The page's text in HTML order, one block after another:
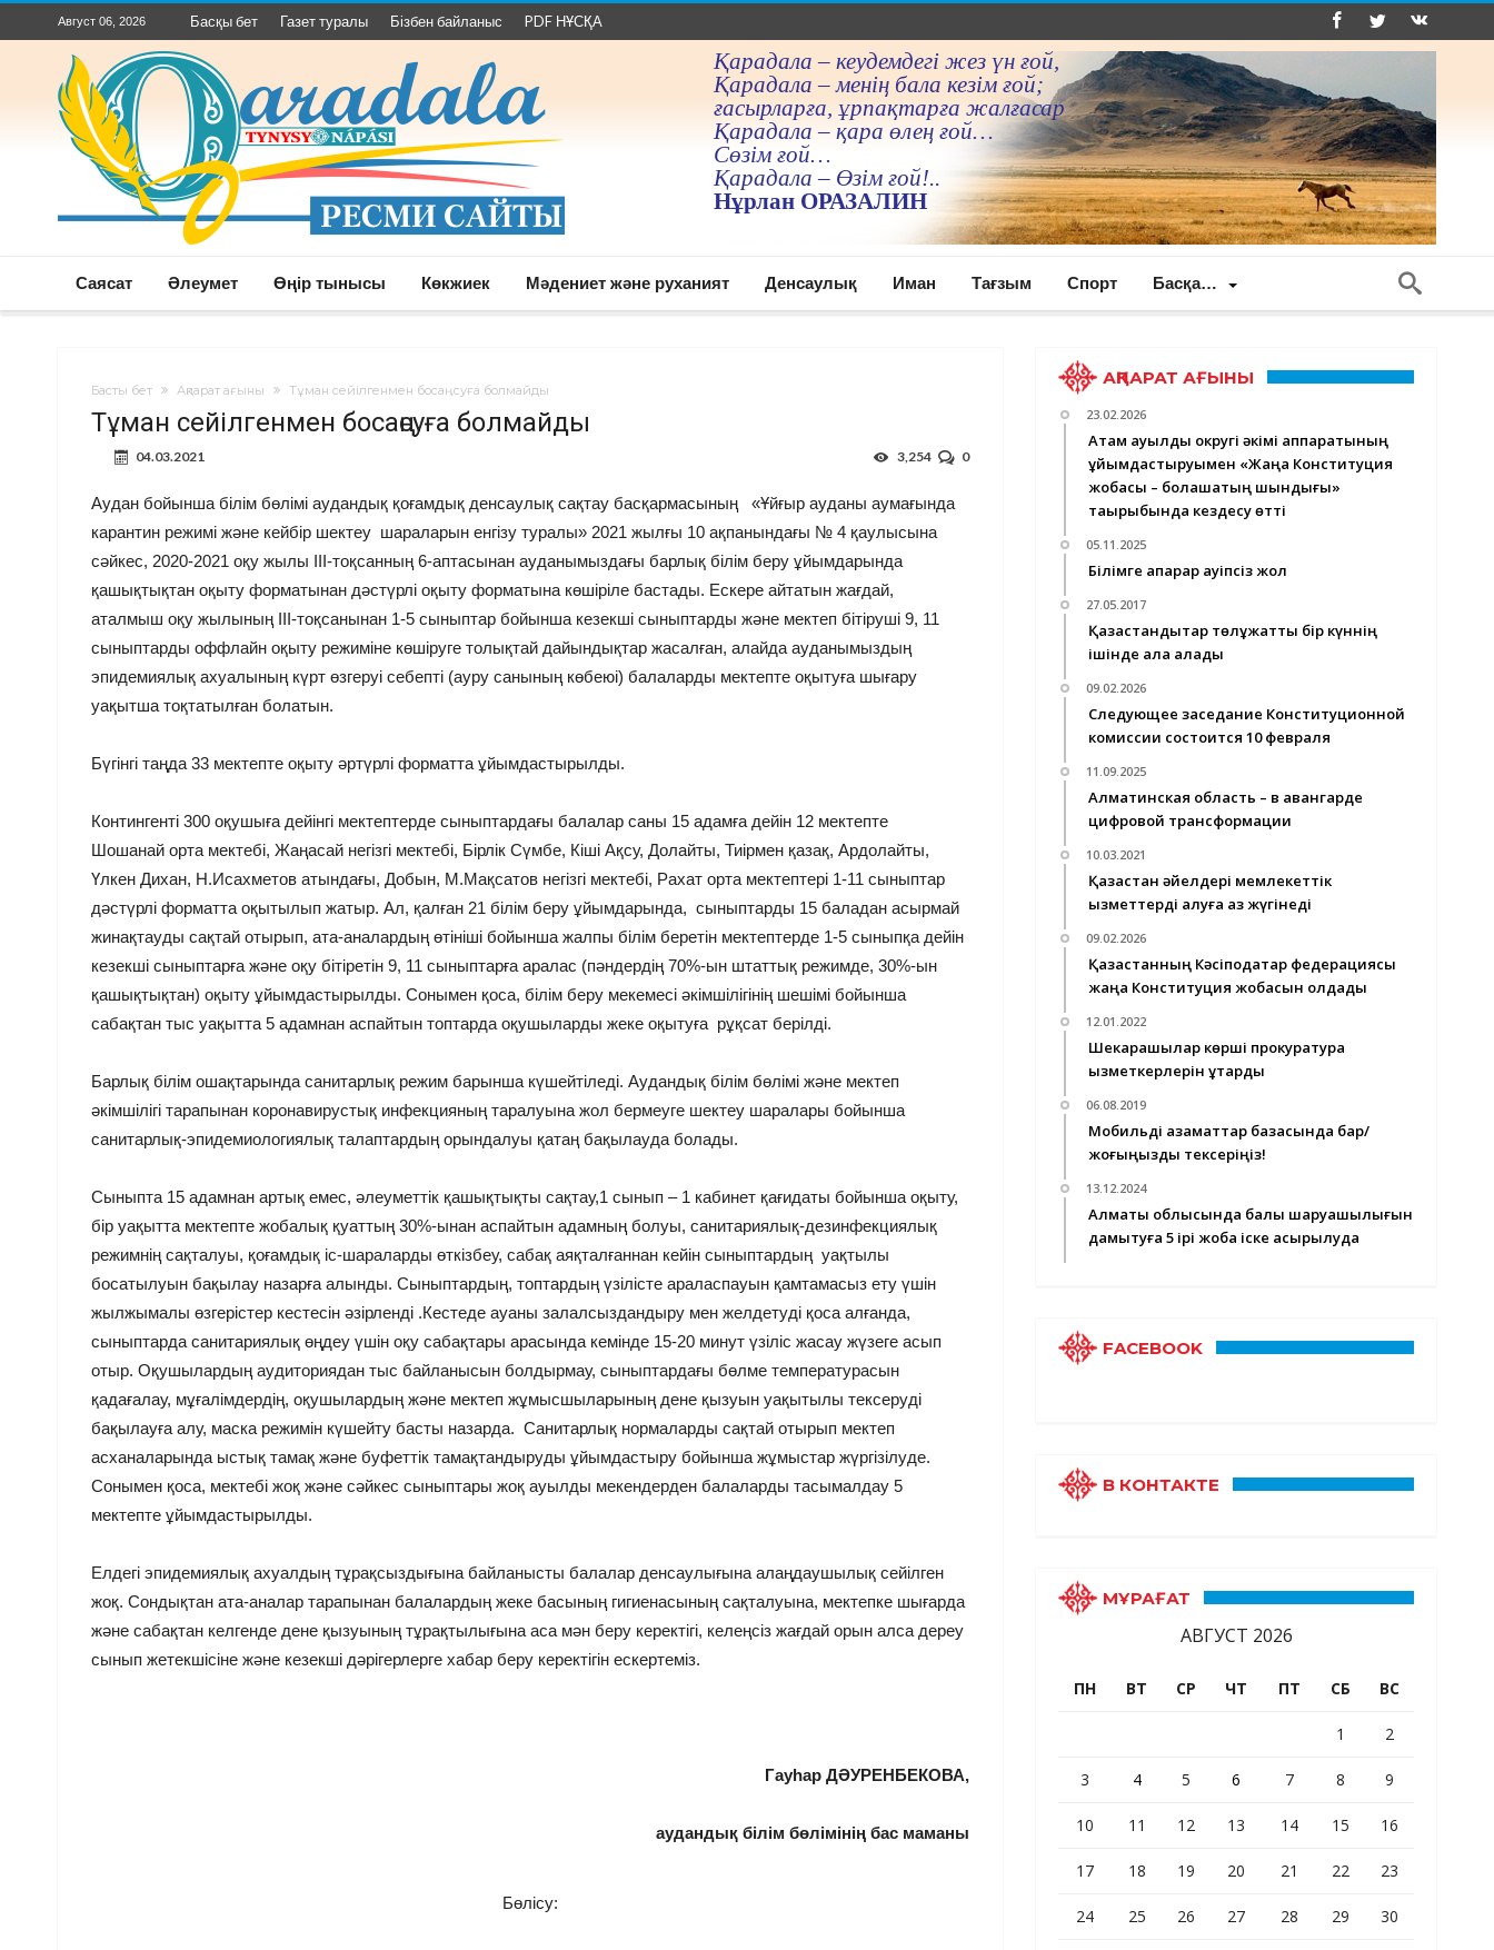
Август 06, 2026 Басқы бет Газет туралы Бізбен байланыс PDF НҰСҚА
Қарадала – кеудемдегi жез үн ғой,
Қарадала – менiң бала кезiм ғой;
ғасырларға, ұрпақтарға жалғасар
Қарадала – қара өлең ғой…
Сөзiм ғой…
Қарадала – Өзiм ғой!..
Нұрлан ОРАЗАЛИН
Саясат Әлеумет Өңір тынысы Көкжиек Мәдениет және руханият Денсаулық Иман Тағзым Спорт Басқа…
Басты бет Ақпарат ағыны Тұман сейілгенмен босаңсуға болмайды
Тұман сейілгенмен босаңсуға болмайды
04.03.2021 0
3,254
Аудан бойынша білім бөлімі аудандық қоғамдық денсаулық сақтау басқармасының «Ұйғыр ауданы аумағында
карантин режимі және кейбір шектеу шараларын енгізу туралы» 2021 жылғы 10 ақпанындағы № 4 қаулысына
сәйкес, 2020-2021 оқу жылы ІІІ-тоқсанның 6-аптасынан ауданымыздағы барлық білім беру ұйымдарында
қашықтықтан оқыту форматынан дәстүрлі оқыту форматына көшіріле бастады. Ескере айтатын жағдай,
аталмыш оқу жылының ІІІ-тоқсанынан 1-5 сыныптар бойынша кезекші сыныптарды және мектеп бітіруші 9, 11
сыныптарды оффлайн оқыту режиміне көшіруге толықтай дайындықтар жасалған, алайда ауданымыздың
эпидемиялық ахуалының күрт өзгеруі себепті (ауру санының көбеюі) балаларды мектепте оқытуға шығару
уақытша тоқтатылған болатын.
Бүгінгі таңда 33 мектепте оқыту әртүрлі форматта ұйымдастырылды.
Контингенті 300 оқушыға дейінгі мектептерде сыныптардағы балалар саны 15 адамға дейін 12 мектепте
Шошанай орта мектебі, Жаңасай негізгі мектебі, Бірлік Сүмбе, Кіші Ақсу, Долайты, Тиірмен қазақ, Ардолайты,
Үлкен Дихан, Н.Исахметов атындағы, Добын, М.Мақсатов негізгі мектебі, Рахат орта мектептері 1-11 сыныптар
дәстүрлі форматта оқытылып жатыр. Ал, қалған 21 білім беру ұйымдарында, сыныптарды 15 баладан асырмай
жинақтауды сақтай отырып, ата-аналардың өтініші бойынша жалпы білім беретін мектептерде 1-5 сыныпқа дейін
кезекші сыныптарға және оқу бітіретін 9, 11 сыныптарға аралас (пәндердің 70%-ын штаттық режимде, 30%-ын
қашықтықтан) оқыту ұйымдастырылды. Сонымен қоса, білім беру мекемесі әкімшілігінің шешімі бойынша
сабақтан тыс уақытта 5 адамнан аспайтын топтарда оқушыларды жеке оқытуға рұқсат берілді.
Барлық білім ошақтарында санитарлық режим барынша күшейтіледі. Аудандық білім бөлімі және мектеп
әкімшілігі тарапынан коронавирустық инфекцияның таралуына жол бермеуге шектеу шаралары бойынша
санитарлық-эпидемиологиялық талаптардың орындалуы қатаң бақылауда болады.
Сыныпта 15 адамнан артық емес, әлеуметтік қашықтықты сақтау,1 сынып – 1 кабинет қағидаты бойынша оқыту,
бір уақытта мектепте жобалық қуаттың 30%-ынан аспайтын адамның болуы, санитариялық-дезинфекциялық
режимнің сақталуы, қоғамдық іс-шараларды өткізбеу, сабақ аяқталғаннан кейін сыныптардың уақтылы
босатылуын бақылау назарға алынды. Сыныптардың, топтардың үзілісте араласпауын қамтамасыз ету үшін
жылжымалы өзгерістер кестесін әзірленді .Кестеде ауаны залалсыздандыру мен желдетуді қоса алғанда,
сыныптарда санитариялық өңдеу үшін оқу сабақтары арасында кемінде 15-20 минут үзіліс жасау жүзеге асып
отыр. Оқушылардың аудиториядан тыс байланысын болдырмау, сыныптардағы бөлме температурасын
қадағалау, мұғалімдердің, оқушылардың және мектеп жұмысшыларының дене қызуын уақытылы тексеруді
бақылауға алу, маска режимін күшейту басты назарда. Санитарлық нормаларды сақтай отырып мектеп
асханаларында ыстық тамақ және буфеттік тамақтандыруды ұйымдастыру бойынша жұмыстар жүргізілуде.
Сонымен қоса, мектебі жоқ және сәйкес сыныптары жоқ ауылды мекендерден балаларды тасымалдау 5
мектепте ұйымдастырылды.
Елдегі эпидемиялық ахуалдың тұрақсыздығына байланысты балалар денсаулығына алаңдаушылық сейілген
жоқ. Сондықтан ата-аналар тарапынан балалардың жеке басының гигиенасының сақталуына, мектепке шығарда
және сабақтан келгенде дене қызуының тұрақтылығына аса мән беру керектігі, келеңсіз жағдай орын алса дереу
сынып жетекшісіне және кезекші дәрігерлерге хабар беру керектігін ескертеміз.
Гауһар ДӘУРЕНБЕКОВА,
аудандық білім бөлімінің бас маманы
Бөлісу:
АҚПАРАТ АҒЫНЫ
23.02.2026
Ақтам ауылдық округі әкімі аппаратының
ұйымдастыруымен «Жаңа Конституция
жобасы – болашақтың шындығы»
тақырыбында кездесу өтті
05.11.2025
Білімге апарар қауіпсіз жол
27.05.2017
Қазақстандықтар төлқұжатты бір күннің
ішінде ала алады
09.02.2026
Следующее заседание Конституционной
комиссии состоится 10 февраля
11.09.2025
Алматинская область – в авангарде
цифровой трансформации
10.03.2021
Қазақстан әйелдері мемлекеттік
қызметтерді алуға аз жүгінеді
09.02.2026
Қазақстанның Кәсіподақтар федерациясы
жаңа Конституция жобасын қолдады
12.01.2022
Шекарашылар көрші прокуратура
қызметкерлерін құтқарды
06.08.2019
Мобильді азаматтар базасында бар/
жоғыңызды тексеріңіз!
13.12.2024
Алматы облысында балық шаруашылығын
дамытуға 5 ірі жоба іске асырылуда
FACEBOOK
В КОНТАКТЕ
МҰРАҒАТ
АВГУСТ 2026
ПН ВТ СР ЧТ ПТ СБ ВС
1 2
3 4 5 6 7 8 9
10 11 12 13 14 15 16
17 18 19 20 21 22 23
24 25 26 27 28 29 30